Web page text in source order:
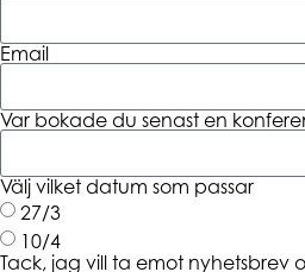
Email
Var bokade du senast en
Välj vilket datum som passar
27/3
10/4
Tack, jag vill ta emot nyhetsbrev